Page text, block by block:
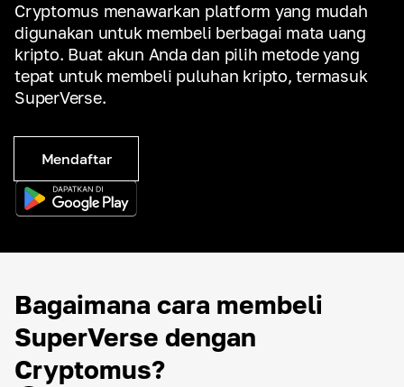
Cryptomus menawarkan platform yang mudah
digunakan untuk membeli berbagai mata uang
kripto. Buat akun Anda dan pilih metode yang
tepat untuk membeli puluhan kripto, termasuk
SuperVerse.
Mendaftar
Bagaimana cara membeli
SuperVerse dengan
Cryptomus?